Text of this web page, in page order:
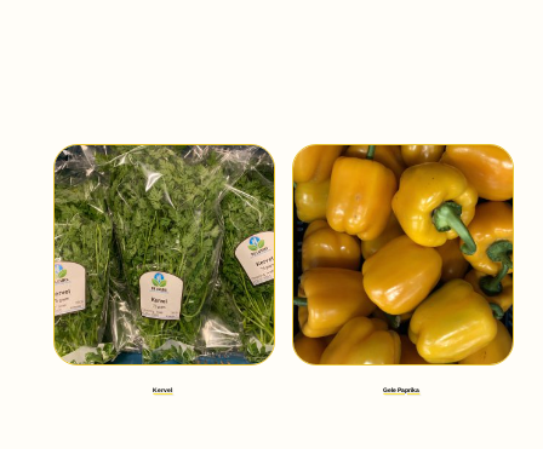
Kervel Gele Paprika